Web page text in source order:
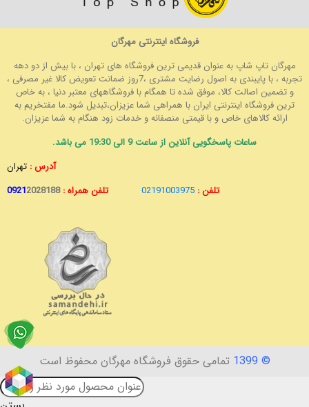
فروشگاه اینترنتی مهرگان
مهرگان تاپ شاپ به عنوان قدیمی ترین فروشگاه های تهران ، با بیش از دو دهه
تجربه ، با پایبندی به اصول رضایت مشتری ،7روز ضمانت تعویض کالا غیر مصرفی ،
و تضمین اصالت کالا، موفق شده تا همگام با فروشگاههای معتبر دنیا ، به خاص
ترین فروشگاه اینترنتی ایران با همراهی شما عزیزان،تبدیل شود.ما مفتخریم به
ارائه کالاهای خاص و با قیمتی منصفانه و خدمات زود هنگام به شما عزیزان.
ساعات پاسخگویی آنلاین از ساعت 9 الی 19:30 می باشد.
آدرس : تهران
تلفن : 02191003975 تلفن همراه : 09212028188
© 1399 تمامی حقوق فروشگاه مهرگان محفوظ است